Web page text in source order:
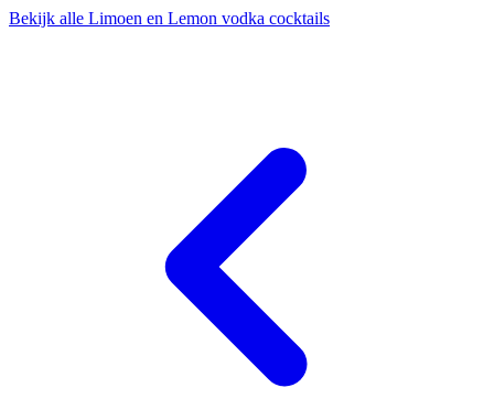
Bekijk alle Limoen en Lemon vodka cocktails